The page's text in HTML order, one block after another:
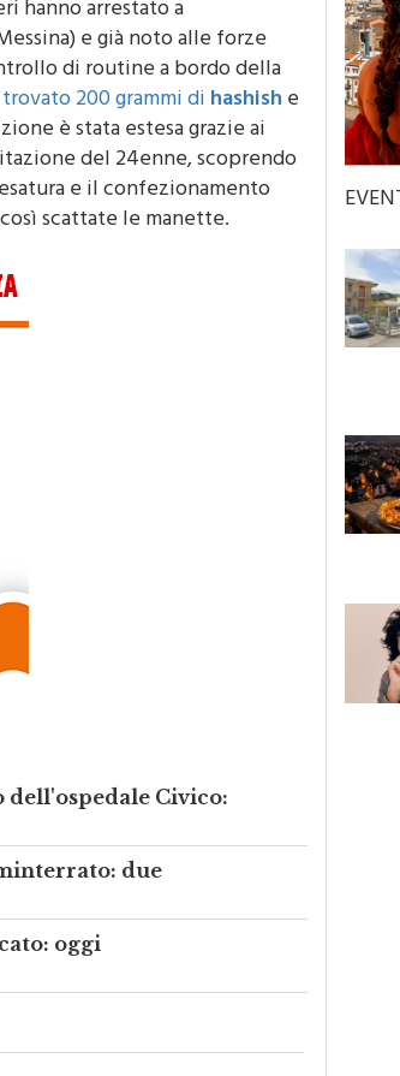
hanno arrestato a
e già noto alle forze
di routine a bordo della
trovato 200 grammi dihashishe
è stata estesa grazie ai
del 24enne, scoprendo
e il confezionamento
scattate le manette.
dell'ospedale Civico:
due
oggi